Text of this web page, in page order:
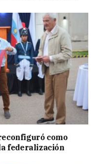
como
federalización